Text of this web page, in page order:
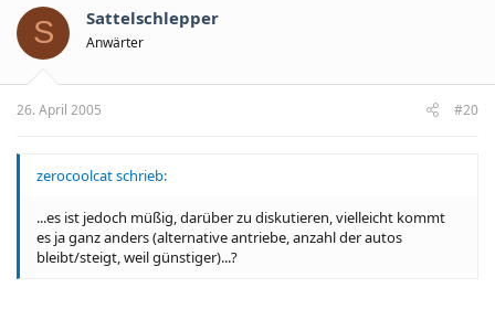
S Sattelschlepper
Anwärter
26. April 2005 #20
zerocoolcat schrieb:
...es ist jedoch müßig, darüber zu diskutieren, vielleicht kommt
es ja ganz anders (alternative antriebe, anzahl der autos
bleibt/steigt, weil günstiger)...?